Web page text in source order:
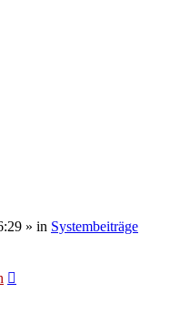
» in Systembeiträge